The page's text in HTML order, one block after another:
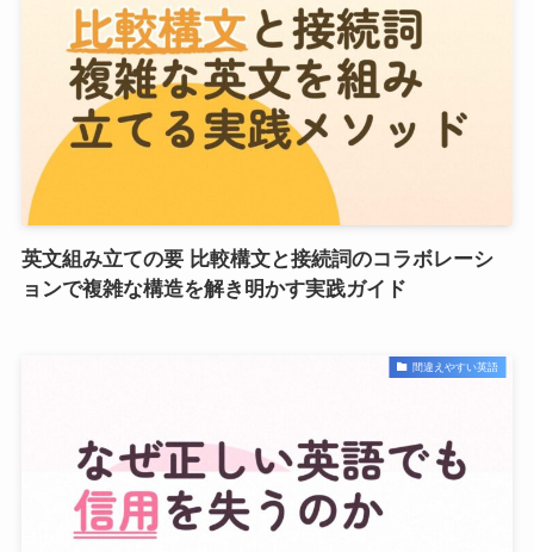
英文組み立ての要 比較構文と接続詞のコラボレーシ
ョンで複雑な構造を解き明かす実践ガイド
間違えやすい英語